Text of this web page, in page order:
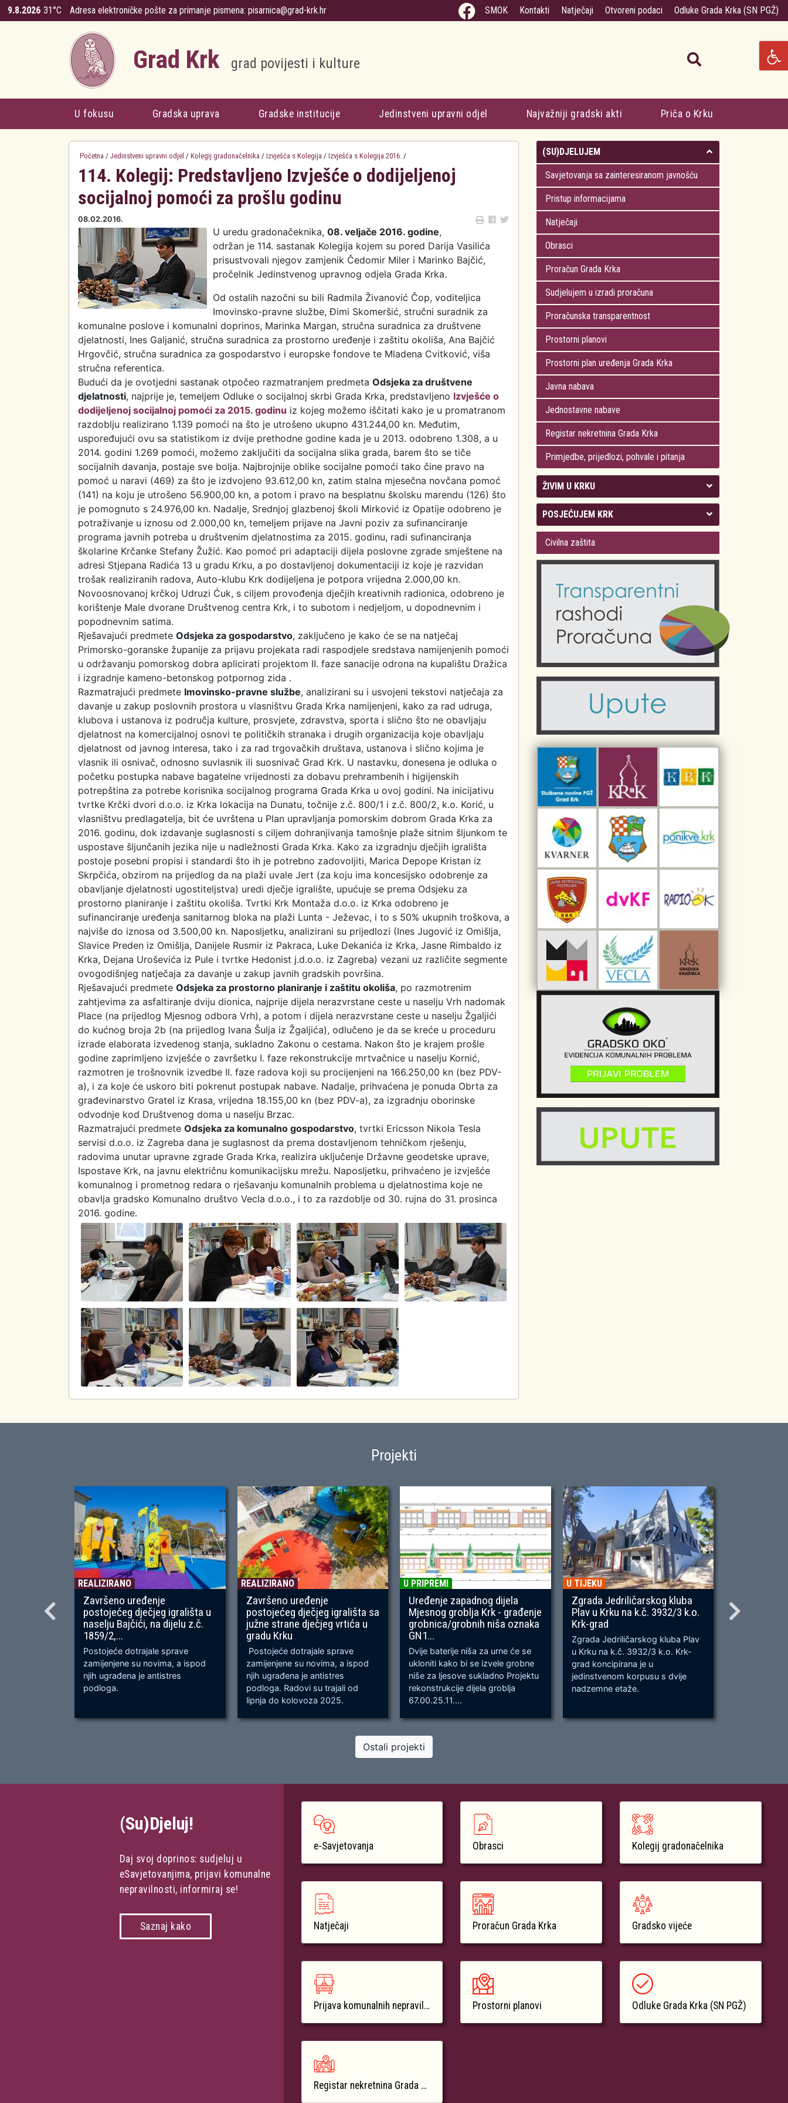
Skoči na glavni sadržaj
9.8.2026 31°C Adresa elektroničke pošte za primanje pismena: pisarnica@grad-krk.hr SMOK Kontakti Natječaji Otvoreni podaci Odluke Grada Krka (SN PGŽ)
Grad Krk grad povijesti i kulture
U fokusu Gradska uprava Gradske institucije Jedinstveni upravni odjel Najvažniji gradski akti Priča o Krku
Početna / Jedinstveni upravni odjel / Kolegij gradonačelnika / Izvješća s Kolegija / Izvješća s Kolegija 2016. /
114. Kolegij: Predstavljeno Izvješće o dodijeljenoj
socijalnoj pomoći za prošlu godinu
08.02.2016.
U uredu gradonačeknika, 08. veljače 2016. godine,
održan je 114. sastanak Kolegija kojem su pored Darija Vasilića
prisustvovali njegov zamjenik Čedomir Miler i Marinko Bajčić,
pročelnik Jedinstvenog upravnog odjela Grada Krka.
Od ostalih nazočni su bili Radmila Živanović Čop, voditeljica
Imovinsko-pravne službe, Đimi Skomeršić, stručni suradnik za
komunalne poslove i komunalni doprinos, Marinka Margan, stručna suradnica za društvene
djelatnosti, Ines Galjanić, stručna suradnica za prostorno uređenje i zaštitu okoliša, Ana Bajčić
Hrgovčić, stručna suradnica za gospodarstvo i europske fondove te Mladena Cvitković, viša
stručna referentica.
Budući da je ovotjedni sastanak otpočeo razmatranjem predmeta Odsjeka za društvene
djelatnosti, najprije je, temeljem Odluke o socijalnoj skrbi Grada Krka, predstavljeno Izvješće o
dodijeljenoj socijalnoj pomoći za 2015. godinu iz kojeg možemo iščitati kako je u promatranom
razdoblju realizirano 1.139 pomoći na što je utrošeno ukupno 431.244,00 kn. Međutim,
uspoređujući ovu sa statistikom iz dvije prethodne godine kada je u 2013. odobreno 1.308, a u
2014. godini 1.269 pomoći, možemo zaključiti da socijalna slika grada, barem što se tiče
socijalnih davanja, postaje sve bolja. Najbrojnije oblike socijalne pomoći tako čine pravo na
pomoć u naravi (469) za što je izdvojeno 93.612,00 kn, zatim stalna mjesečna novčana pomoć
(141) na koju je utrošeno 56.900,00 kn, a potom i pravo na besplatnu školsku marendu (126) što
je pomognuto s 24.976,00 kn. Nadalje, Srednjoj glazbenoj školi Mirković iz Opatije odobreno je
potraživanje u iznosu od 2.000,00 kn, temeljem prijave na Javni poziv za sufinanciranje
programa javnih potreba u društvenim djelatnostima za 2015. godinu, radi sufinanciranja
školarine Krčanke Stefany Žužić. Kao pomoć pri adaptaciji dijela poslovne zgrade smještene na
adresi Stjepana Radića 13 u gradu Krku, a po dostavljenoj dokumentaciji iz koje je razvidan
trošak realiziranih radova, Auto-klubu Krk dodijeljena je potpora vrijedna 2.000,00 kn.
Novoosnovanoj krčkoj Udruzi Ćuk, s ciljem provođenja dječjih kreativnih radionica, odobreno je
korištenje Male dvorane Društvenog centra Krk, i to subotom i nedjeljom, u dopodnevnim i
popodnevnim satima.
Rješavajući predmete Odsjeka za gospodarstvo, zaključeno je kako će se na natječaj
Primorsko-goranske županije za prijavu projekata radi raspodjele sredstava namijenjenih pomoći
u održavanju pomorskog dobra aplicirati projektom II. faze sanacije odrona na kupalištu Dražica
i izgradnje kameno-betonskog potpornog zida .
Razmatrajući predmete Imovinsko-pravne službe, analizirani su i usvojeni tekstovi natječaja za
davanje u zakup poslovnih prostora u vlasništvu Grada Krka namijenjeni, kako za rad udruga,
klubova i ustanova iz područja kulture, prosvjete, zdravstva, sporta i slično što ne obavljaju
djelatnost na komercijalnoj osnovi te političkih stranaka i drugih organizacija koje obavljaju
djelatnost od javnog interesa, tako i za rad trgovačkih društava, ustanova i slično kojima je
vlasnik ili osnivač, odnosno suvlasnik ili suosnivač Grad Krk. U nastavku, donesena je odluka o
početku postupka nabave bagatelne vrijednosti za dobavu prehrambenih i higijenskih
potrepština za potrebe korisnika socijalnog programa Grada Krka u ovoj godini. Na inicijativu
tvrtke Krčki dvori d.o.o. iz Krka lokacija na Dunatu, točnije z.č. 800/1 i z.č. 800/2, k.o. Korić, u
vlasništvu predlagatelja, bit će uvrštena u Plan upravljanja pomorskim dobrom Grada Krka za
2016. godinu, dok izdavanje suglasnosti s ciljem dohranjivanja tamošnje plaže sitnim šljunkom te
uspostave šljunčanih jezika nije u nadležnosti Grada Krka. Kako za izgradnju dječjih igrališta
postoje posebni propisi i standardi što ih je potrebno zadovoljiti, Marica Depope Kristan iz
Skrpčića, obzirom na prijedlog da na plaži uvale Jert (za koju ima koncesijsko odobrenje za
obavljanje djelatnosti ugostiteljstva) uredi dječje igralište, upućuje se prema Odsjeku za
prostorno planiranje i zaštitu okoliša. Tvrtki Krk Montaža d.o.o. iz Krka odobreno je
sufinanciranje uređenja sanitarnog bloka na plaži Lunta - Ježevac, i to s 50% ukupnih troškova, a
najviše do iznosa od 3.500,00 kn. Naposljetku, analizirani su prijedlozi (Ines Jugović iz Omišlja,
Slavice Preden iz Omišlja, Danijele Rusmir iz Pakraca, Luke Dekanića iz Krka, Jasne Rimbaldo iz
Krka, Dejana Uroševića iz Pule i tvrtke Hedonist j.d.o.o. iz Zagreba) vezani uz različite segmente
ovogodišnjeg natječaja za davanje u zakup javnih gradskih površina.
Rješavajući predmete Odsjeka za prostorno planiranje i zaštitu okoliša, po razmotrenim
zahtjevima za asfaltiranje dviju dionica, najprije dijela nerazvrstane ceste u naselju Vrh nadomak
Place (na prijedlog Mjesnog odbora Vrh), a potom i dijela nerazvrstane ceste u naselju Žgaljići
do kućnog broja 2b (na prijedlog Ivana Šulja iz Žgaljića), odlučeno je da se kreće u proceduru
izrade elaborata izvedenog stanja, sukladno Zakonu o cestama. Nakon što je krajem prošle
godine zaprimljeno izvješće o završetku I. faze rekonstrukcije mrtvačnice u naselju Kornić,
razmotren je trošnovnik izvedbe II. faze radova koji su procijenjeni na 166.250,00 kn (bez PDV-
a), i za koje će uskoro biti pokrenut postupak nabave. Nadalje, prihvaćena je ponuda Obrta za
građevinarstvo Gratel iz Krasa, vrijedna 18.155,00 kn (bez PDV-a), za izgradnju oborinske
odvodnje kod Društvenog doma u naselju Brzac.
Razmatrajući predmete Odsjeka za komunalno gospodarstvo, tvrtki Ericsson Nikola Tesla
servisi d.o.o. iz Zagreba dana je suglasnost da prema dostavljenom tehničkom rješenju,
radovima unutar upravne zgrade Grada Krka, realizira uključenje Državne geodetske uprave,
Ispostave Krk, na javnu električnu komunikacijsku mrežu. Naposljetku, prihvaćeno je izvješće
komunalnog i prometnog redara o rješavanju komunalnih problema u djelatnostima koje ne
obavlja gradsko Komunalno društvo Vecla d.o.o., i to za razdoblje od 30. rujna do 31. prosinca
2016. godine.
(SU)DJELUJEM
Savjetovanja sa zainteresiranom javnošću
Pristup informacijama
Natječaji
Obrasci
Proračun Grada Krka
Sudjelujem u izradi proračuna
Proračunska transparentnost
Prostorni planovi
Prostorni plan uređenja Grada Krka
Javna nabava
Jednostavne nabave
Registar nekretnina Grada Krka
Primjedbe, prijedlozi, pohvale i pitanja
ŽIVIM U KRKU
Kolegij gradonačelnika
Gradsko vijeće
Odluke Grada Krka (Službene novine PGŽ)
Obrazovanje
Komunalne usluge
Civilni sektor (arhiva udruga)
Sport i rekreacija
POSJEĆUJEM KRK
Plan Grada Krka
Krk 360° VR panorama
Krk uživo
Fotogalerije
Kalendar događanja
Turistička zajednica otoka Krka
Kulturno-turistička ruta Putovima Frankopana
Dar iz Krka
Interpretacijski centar pomorske baštine
Civilna zaštita
Projekti
REALIZIRANO
Završeno uređenje
postojećeg dječjeg igrališta u
naselju Bajčići, na dijelu z.č.
1859/2,...
Postojeće dotrajale sprave
zamijenjene su novima, a ispod
njih ugrađena je antistres
podloga.
REALIZIRANO
Završeno uređenje
postojećeg dječjeg igrališta sa
južne strane dječjeg vrtića u
gradu Krku
Postojeće dotrajale sprave
zamijenjene su novima, a ispod
njih ugrađena je antistres
podloga. Radovi su trajali od
lipnja do kolovoza 2025.
U PRIPREMI
Uređenje zapadnog dijela
Mjesnog groblja Krk - građenje
grobnica/grobnih niša oznaka
GN1...
Dvije baterije niša za urne će se
ukloniti kako bi se izvele grobne
niše za ljesove sukladno Projektu
rekonstrukcije dijela groblja
67.00.25.11....
U TIJEKU
Zgrada Jedriličarskog kluba
Plav u Krku na k.č. 3932/3 k.o.
Krk-grad
Zgrada Jedriličarskog kluba Plav
u Krku na k.č. 3932/3 k.o. Krk-
grad koncipirana je u
jedinstvenom korpusu s dvije
nadzemne etaže.
OU, na
Ostali projekti
(Su)Djeluj!
Daj svoj doprinos: sudjeluj u
eSavjetovanjima, prijavi komunalne
nepravilnosti, informiraj se!
Saznaj kako
e-Savjetovanja
Natječaji
Prijava komunalnih nepravilnosti
Registar nekretnina Grada Krka
Obrasci
Proračun Grada Krka
Prostorni planovi
Kolegij gradonačelnika
Gradsko vijeće
Odluke Grada Krka (SN PGŽ)